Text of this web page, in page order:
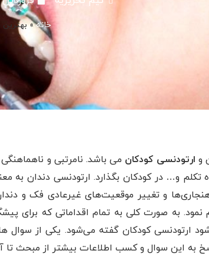
خانه»
و ارتودنسی کودکان می باشد. نامرتبی و
تکلم و… در کودکان بگذارد. ارتودنسی دندان به
و تغییر موقعیت‌های غیرعادی فک و
به صورت کلی به تمام اقداماتی که برای
ارتودنسی کودکان گفته می‌شود. یکی از سوال
به این سوال و کسب اطلاعات بیشتر از مبحث تا